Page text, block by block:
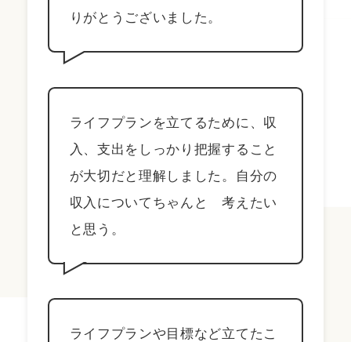
りがとうございました。
ライフプランを立てるために、収
入、支出をしっかり把握すること
が大切だと理解しました。自分の
収入についてちゃんと 考えたい
と思う。
ライフプランや目標など立てたこ